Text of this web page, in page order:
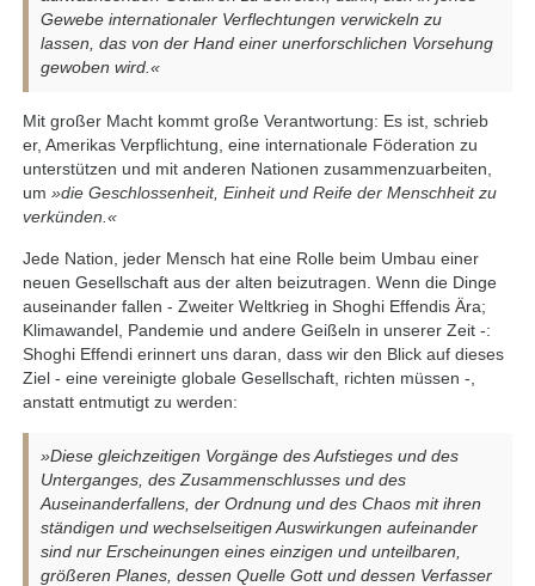
Gewebe internationaler Verflechtungen verwickeln zu
lassen, das von der Hand einer unerforschlichen Vorsehung
gewoben wird.«
Mit großer Macht kommt große Verantwortung: Es ist, schrieb
er, Amerikas Verpflichtung, eine internationale Föderation zu
unterstützen und mit anderen Nationen zusammenzuarbeiten,
um»die Geschlossenheit, Einheit und Reife der Menschheit zu
verkünden.«
Jede Nation, jeder Mensch hat eine Rolle beim Umbau einer
neuen Gesellschaft aus der alten beizutragen. Wenn die Dinge
auseinander fallen - Zweiter Weltkrieg in Shoghi Effendis Ära;
Klimawandel, Pandemie und andere Geißeln in unserer Zeit -:
Shoghi Effendi erinnert uns daran, dass wir den Blick auf dieses
Ziel - eine vereinigte globale Gesellschaft, richten müssen -,
anstatt entmutigt zu werden:
»Diese gleichzeitigen Vorgänge des Aufstieges und des
Unterganges, des Zusammenschlusses und des
Auseinanderfallens, der Ordnung und des Chaos mit ihren
ständigen und wechselseitigen Auswirkungen aufeinander
sind nur Erscheinungen eines einzigen und unteilbaren,
größeren Planes, dessen Quelle Gott und dessen Verfasser